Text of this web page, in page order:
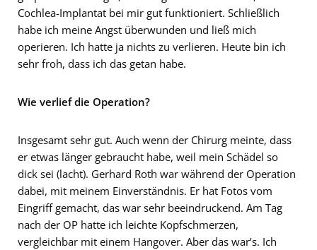
Cochlea-Implantat bei mir gut funktioniert. Schließlich
habe ich meine Angst überwunden und ließ mich
operieren. Ich hatte ja nichts zu verlieren. Heute bin ich
sehr froh, dass ich das getan habe.
Wie verlief die Operation?
Insgesamt sehr gut. Auch wenn der Chirurg meinte, dass
er etwas länger gebraucht habe, weil mein Schädel so
dick sei (lacht). Gerhard Roth war während der Operation
dabei, mit meinem Einverständnis. Er hat Fotos vom
Eingriff gemacht, das war sehr beeindruckend. Am Tag
nach der OP hatte ich leichte Kopfschmerzen,
vergleichbar mit einem Hangover. Aber das war’s. Ich